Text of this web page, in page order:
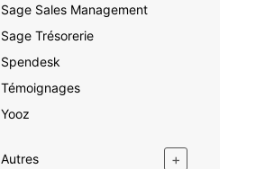
Sage Sales Management
Sage Trésorerie
Spendesk
Témoignages
Yooz
Autres +